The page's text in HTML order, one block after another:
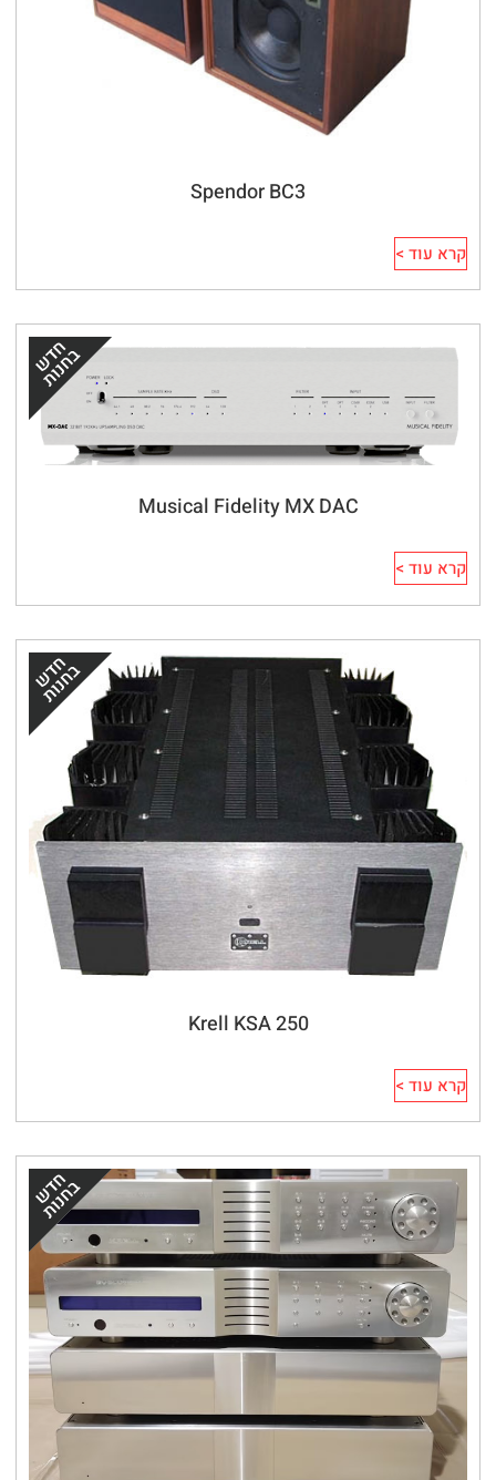
Spendor BC3
קרא עוד >
Musical Fidelity MX DAC
קרא עוד >
Krell KSA 250
קרא עוד >